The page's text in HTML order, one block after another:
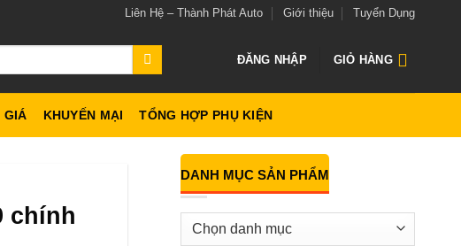
Liên Hệ – Thành Phát Auto Giới thiệu Tuyển Dụng
ĐĂNG NHẬP GIỎ HÀNG
GIÁ KHUYẾN MẠI TỔNG HỢP PHỤ KIỆN
chính
DANH MỤC SẢN PHẨM